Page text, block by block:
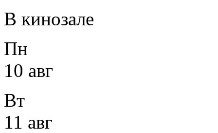
В кинозале
Пн
10 авг
Вт
11 авг